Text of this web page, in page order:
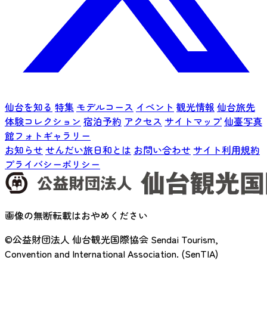
仙台を知る 特集 モデルコース イベント 観光情報 仙台旅先
体験コレクション 宿泊予約 アクセス サイトマップ仙臺写真
館フォトギャラリー
お知らせ せんだい旅日和とは お問い合わせ サイト利用規約
プライバシーポリシー
画像の無断転載はおやめください
©公益財団法人 仙台観光国際協会 Sendai Tourism,
Convention and International Association. (SenTIA)